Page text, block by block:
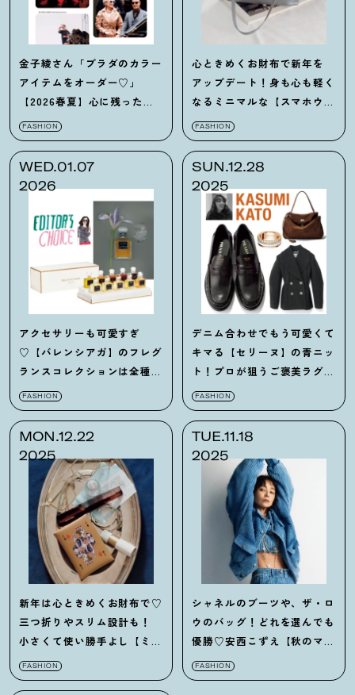
金子綾さん「プラダのカラー
アイテムをオーダー♡」
【2026春夏】心に残った
ショー＆ルックはどれ⁉
FASHION
心ときめくお財布で新年を
アップデート！身も心も軽く
なるミニマルな【スマホウォ
レット】7選
FASHION
WED.01.07
2026
アクセサリーも可愛すぎ
♡【バレンシアガ】のフレグ
ランスコレクションは全種欲
しくなる！
FASHION
SUN.12.28
2025
デニム合わせでもう可愛くて
キマる【セリーヌ】の青ニッ
ト！プロが狙うご褒美ラグ
ジュアリー6選
FASHION
MON.12.22
2025
新年は心ときめくお財布で♡
三つ折りやスリム設計も！
小さくて使い勝手よし【ミニ
財布】7選
FASHION
TUE.11.18
2025
シャネルのブーツや、ザ・ロ
ウのバッグ！どれを選んでも
優勝♡安西こずえ【秋のマス
トバイ】まとめ
FASHION